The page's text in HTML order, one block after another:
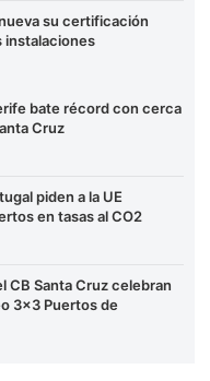
su certificación
instalaciones
bate récord con cerca
Cruz
piden a la UE
en tasas al CO2
CB Santa Cruz celebran
3×3 Puertos de